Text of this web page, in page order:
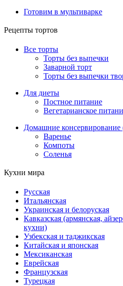
Готовим в мультиварке
Рецепты тортов
Все торты
Торты без выпечки
Заварной торт
Торты без выпечки
Для диеты
Постное питание
Вегетарианское
Домашние консервирование
Варенье
Компоты
Соленья
Кухни мира
Русская
Итальянская
Украинская и белоруская
Кавказская (армянская,
кухни)
Узбекская и таджикская
Китайская и японская
Мексиканская
Еврейская
Французская
Турецкая